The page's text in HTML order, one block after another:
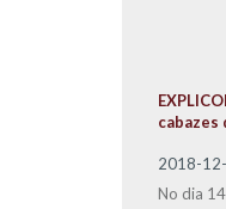
cabazes
2018-
No dia